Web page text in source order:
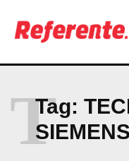
Seguridad y
ABOUT
Tag:
SIEMENS
T